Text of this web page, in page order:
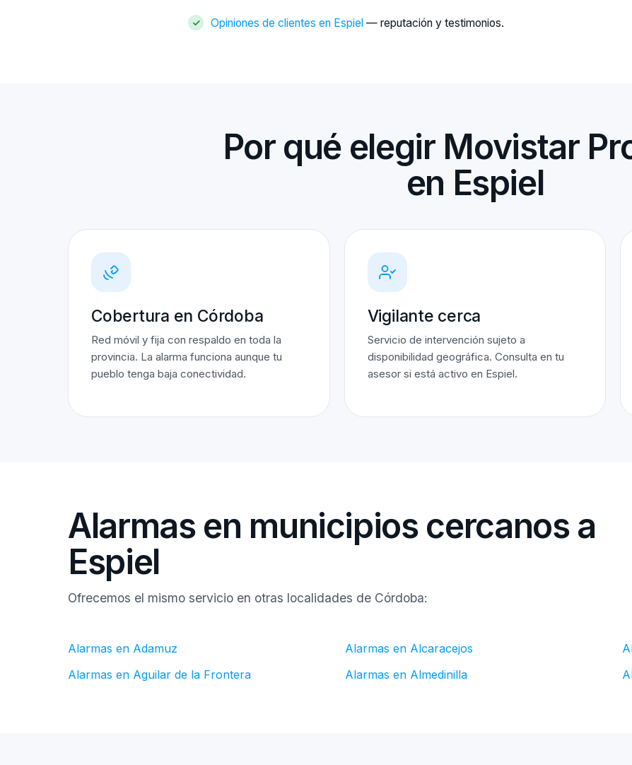
Opiniones de clientes en Espiel — reputación y testimonios.
Por qué elegir Movistar
en Espiel
Cobertura en Córdoba
Red móvil y fija con respaldo en toda la
provincia. La alarma funciona aunque tu
pueblo tenga baja conectividad.
Vigilante cerca
Servicio de intervención sujeto a
disponibilidad geográfica. Consulta en tu
asesor si está activo en Espiel.
Alarmas en municipios cercanos a
Espiel
Ofrecemos el mismo servicio en otras localidades de Córdoba:
Alarmas en Adamuz
Alarmas en Aguilar de la Frontera
Alarmas en Alcaracejos
Alarmas en Almedinilla